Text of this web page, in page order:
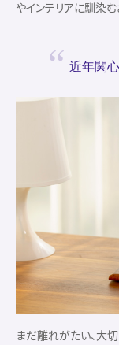
やインテリアに馴染
近年関
まだ離れがたい、大